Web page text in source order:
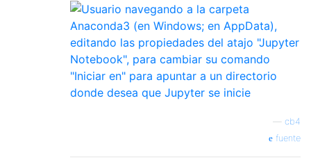
cb4
fuente